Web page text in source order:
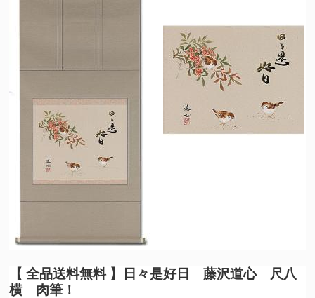
【 全品送料無料 】
日々是好日 藤沢道心 尺八
横 肉筆！